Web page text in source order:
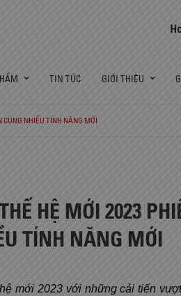
TIN TỨC GIỚI THIỆU
NHIỀU TÍNH NĂNG MỚI
HỆ MỚI 2023
TÍNH NĂNG MỚI
mới 2023 với những cải tiến